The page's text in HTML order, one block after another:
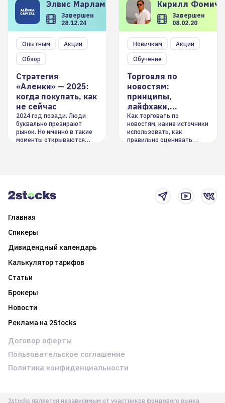
Элвис Марламов
Завершен
28.12.24
Опытным
Акции
Обзор
Стратегия
«Аленки» — 2025:
когда покупать, как
не сейчас
2024 год позади. Люди
буквально презирают
рынок. Но именно в такие
моменты открываются
Кирилл
Завершен
08.02.20
Новичкам
Акции
Обучение
Торговля по
новостям:
принципы,
лайфхаки,
инструменты
Как торговать по
новостям, какие источники
использовать, как
правильно оценивать
Главная
Спикеры
Дивидендный календарь
Калькулятор тарифов
Статьи
Брокеры
Новости
Реклама на 2Stocks
2stocks является независимым от участников фондового рынка
Договор оферты
Пользовательское соглашение
Политика конфиденциальности